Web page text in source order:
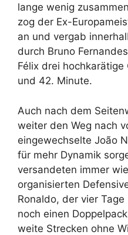
lange wenig
zog der Ex-
an und vergab
durch Bruno
Félix drei
und 42. Minute.
Auch nach dem
weiter den Weg nach
eingewechselte João
für mehr Dynamik
versandeten immer
organisierten
Ronaldo, der vier
noch einen
weite Strecken ohne